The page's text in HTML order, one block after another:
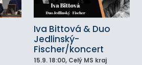
Iva Bittová & Duo
Jedlinský-
Fischer/koncert
15.9. 18:00, Celý MS kraj